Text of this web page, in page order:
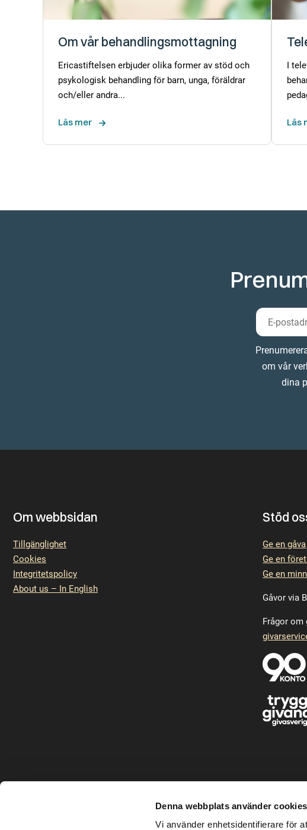
Denna webbplats använder cookies
Vi använder enhetsidentifierare för
Om vår behandlingsmottagning
Ericastiftelsen erbjuder olika former av stöd och
psykologisk behandling för barn, unga, föräldrar
och/eller andra...
Läs mer
I
Läs
om vår
dina
Om webbsidan
Tillgänglighet
Cookies
Integritetspolicy
About us – In English
Stöd
Ge en gåva
Ge en
Ge en
Gåvor via
Frågor om